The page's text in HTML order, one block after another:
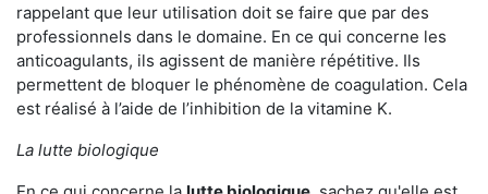
rappelant que leur utilisation doit se faire que par des
professionnels dans le domaine. En ce qui concerne les
anticoagulants, ils agissent de manière répétitive. Ils
permettent de bloquer le phénomène de coagulation. Cela
est réalisé à l’aide de l’inhibition de la vitamine K.
La lutte biologique